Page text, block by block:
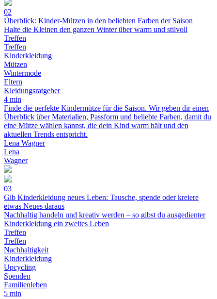
02
Überblick: Kinder-Mützen in den beliebten Farben der Saison
Halte die Kleinen den ganzen Winter über warm und stilvoll
Treffen
Treffen
Kinderkleidung
Mützen
Wintermode
Eltern
Kleidungsratgeber
4 min
Finde die perfekte Kindermütze für die Saison. Wir geben dir einen
Überblick über Materialien, Passform und beliebte Farben, damit du
eine Mütze wählen kannst, die dein Kind warm hält und den
aktuellen Trends entspricht.
Lena Wagner
Lena
Wagner
03
Gib Kinderkleidung neues Leben: Tausche, spende oder kreiere
etwas Neues daraus
Nachhaltig handeln und kreativ werden – so gibst du ausgedienter
Kinderkleidung ein zweites Leben
Treffen
Treffen
Nachhaltigkeit
Kinderkleidung
Upcycling
Spenden
Familienleben
5 min